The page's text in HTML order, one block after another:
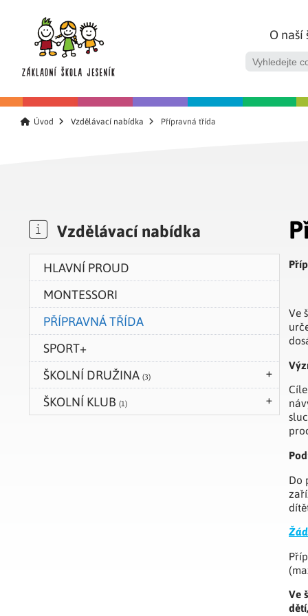
O naší
Úvod Vzdělávací nabídka Přípravná třída
Vzdělávací nabídka
HLAVNÍ PROUD
MONTESSORI
PŘÍPRAVNÁ TŘÍDA
SPORT+
ŠKOLNÍ DRUŽINA (3)
ŠKOLNÍ KLUB (1)
Ve
Do
Ve